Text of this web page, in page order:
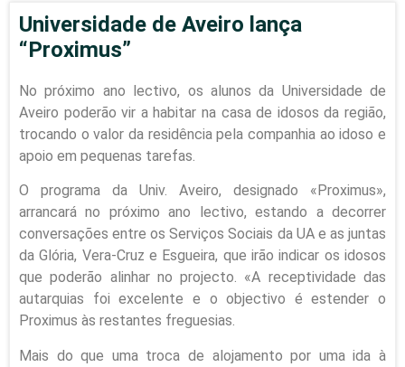
Universidade de Aveiro lança
“Proximus”
No próximo ano lectivo, os alunos da Universidade de
Aveiro poderão vir a habitar na casa de idosos da região,
trocando o valor da residência pela companhia ao idoso e
apoio em pequenas tarefas.
O programa da Univ. Aveiro, designado «Proximus»,
arrancará no próximo ano lectivo, estando a decorrer
conversações entre os Serviços Sociais da UA e as juntas
da Glória, Vera-Cruz e Esgueira, que irão indicar os idosos
que poderão alinhar no projecto. «A receptividade das
autarquias foi excelente e o objectivo é estender o
Proximus às restantes freguesias.
Mais do que uma troca de alojamento por uma ida à